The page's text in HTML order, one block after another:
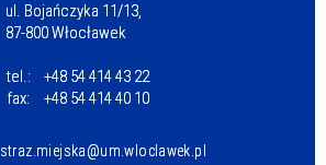
ul. Bojańczyka 11/13,
87-800 Włocławek
tel.:
+48 54 414 43 22
fax:
+48 54 414 40 10
straz.miejska@um.wloclawek.pl